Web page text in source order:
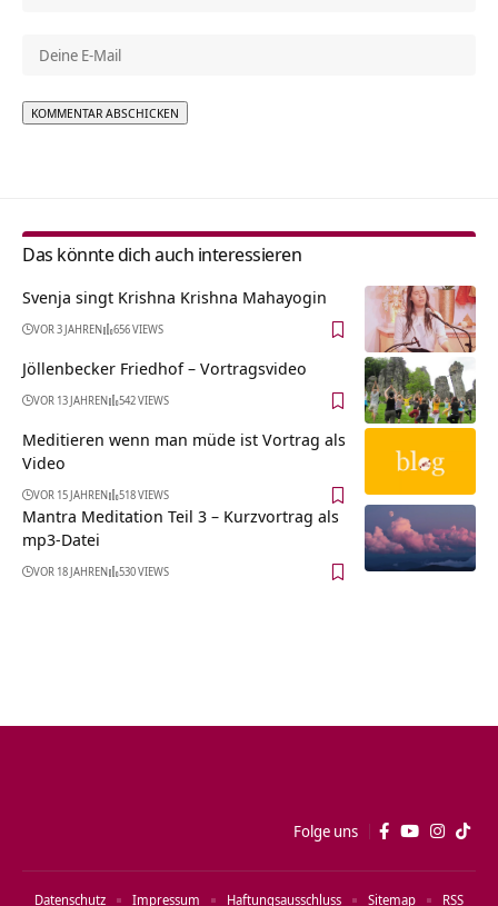
Das könnte dich auch interessieren
Svenja singt Krishna Krishna Mahayogin
VOR 3 JAHREN 656 VIEWS
Jöllenbecker Friedhof‏‎ – Vortragsvideo
VOR 13 JAHREN 542 VIEWS
Meditieren wenn man müde ist Vortrag als
Video
VOR 15 JAHREN 518 VIEWS
Mantra Meditation Teil 3 – Kurzvortrag als
mp3-Datei
VOR 18 JAHREN 530 VIEWS
Folge uns
Datenschutz Impressum Haftungsausschluss Sitemap RSS